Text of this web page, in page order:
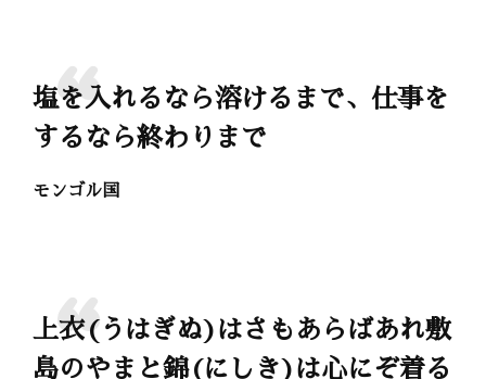
塩を入れるなら溶けるまで、仕事を
するなら終わりまで
モンゴル国
上衣(うはぎぬ)はさもあらばあれ敷
島のやまと錦(にしき)は心にぞ着る